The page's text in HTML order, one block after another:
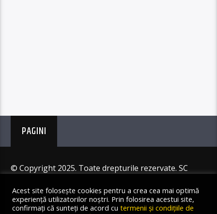
PAGINI
© Copyright 2025. Toate drepturile rezervate. SC
Acest site folosește cookies pentru a crea cea mai optimă
experiență utilizatorilor noștri. Prin folosirea acestui site,
confirmați că sunteți de acord cu termenii și condițiile de